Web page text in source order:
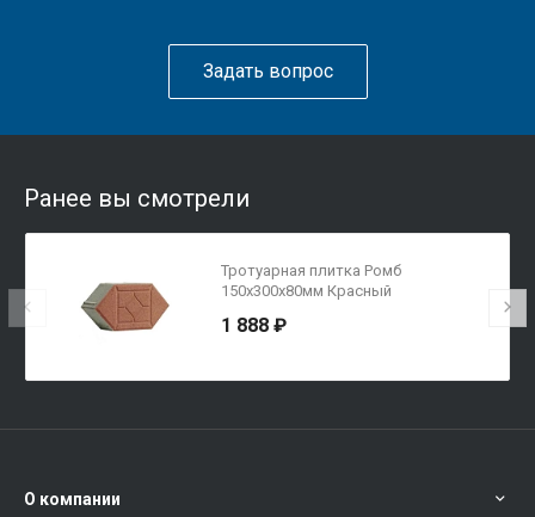
Задать вопрос
Ранее вы смотрели
Тротуарная плитка Ромб
150х300х80мм Красный
1 888 ₽
О компании